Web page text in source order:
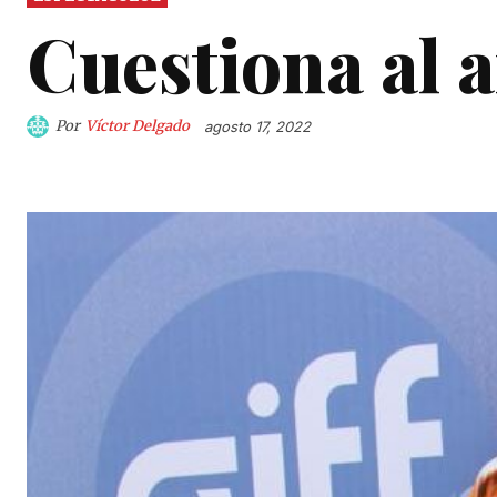
Cuestiona al
Por Víctor Delgado agosto 17, 2022